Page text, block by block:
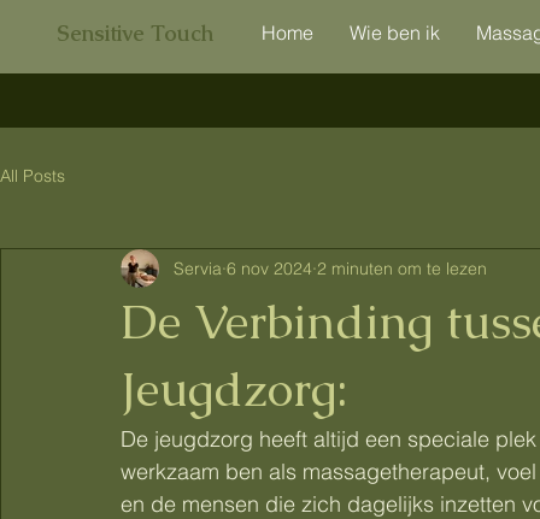
Sensitive Touch Home Wie ben ik
All Posts
De Verbinding
Jeugdzorg:
Servia 6 nov 2024 2 minuten om te lezen
De jeugdzorg heeft altijd een speciale
werkzaam ben als massagetherapeut,
en de mensen die zich dagelijks inzetten